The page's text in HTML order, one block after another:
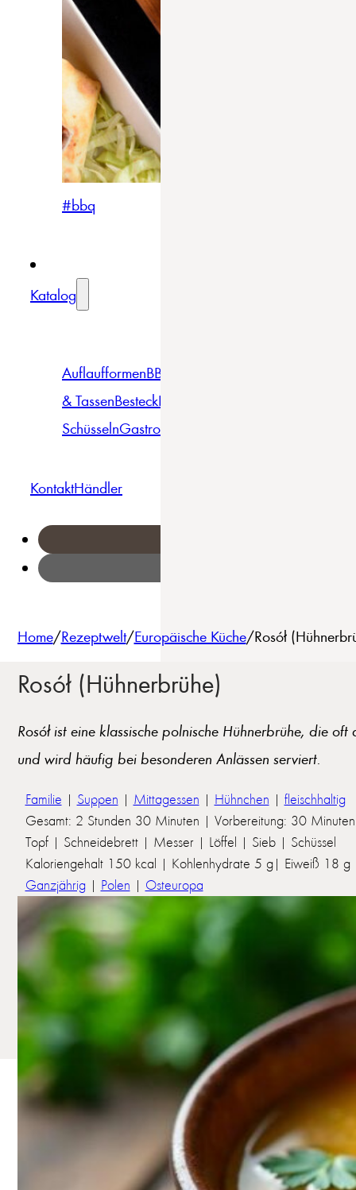
#bbq
Katalog
AuflaufformenBBQ
& TassenBesteckBowls &
SchüsselnGastro
KontaktHändler
Home/Rezeptwelt/Europäische Küche/Rosół
Rosół (Hühnerbrühe)
Rosół ist eine klassische polnische Hühnerbrühe, die
und wird häufig bei besonderen Anlässen serviert.
Familie | Suppen | Mittagessen | Hühnchen | fleischhaltig
Gesamt: 2 Stunden 30 Minuten | Vorbereitung: 30
Topf | Schneidebrett | Messer | Löffel | Sieb | Schüssel
Kaloriengehalt 150 kcal | Kohlenhydrate 5 g| Eiweiß 18
Ganzjährig | Polen | Osteuropa